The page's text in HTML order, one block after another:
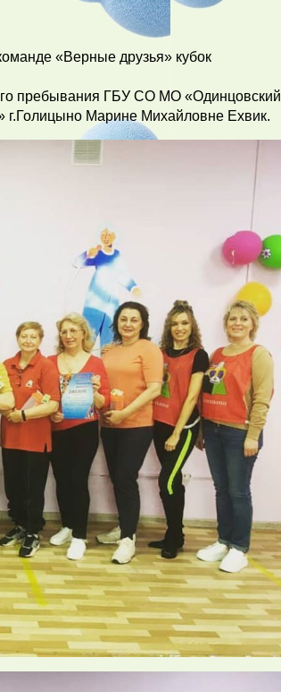
«Верные друзья» кубок
пребывания ГБУ СО МО «Одинцовский
г.Голицыно Марине Михайловне Ехвик.